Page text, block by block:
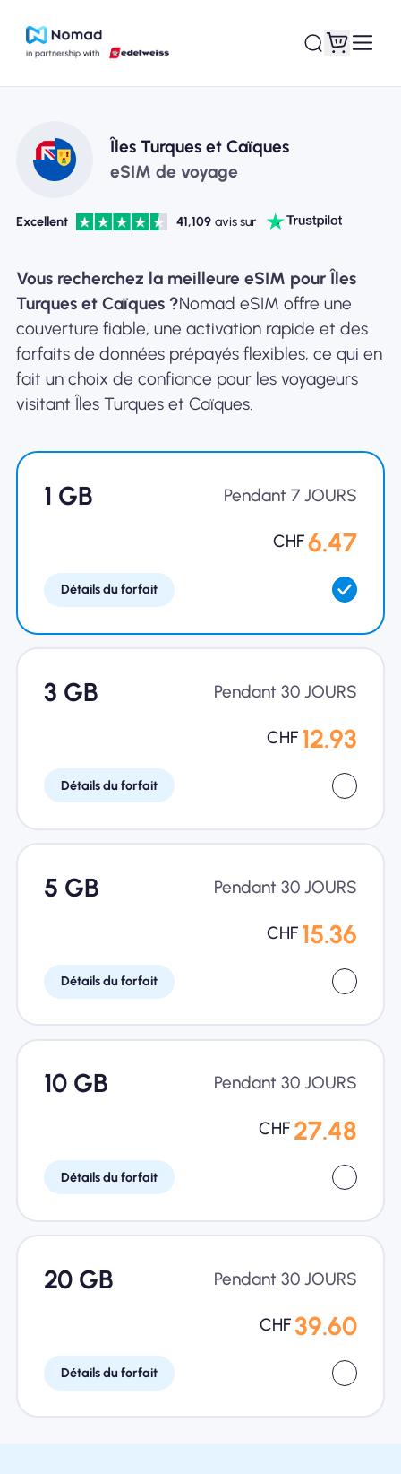
Îles Turques et Caïques
eSIM de voyage
Excellent 41,109 avis sur
Vous recherchez la meilleure eSIM pour Îles
Turques et Caïques ?Nomad eSIM offre une
couverture fiable, une activation rapide et des
forfaits de données prépayés flexibles, ce qui en
fait un choix de confiance pour les voyageurs
visitant Îles Turques et Caïques.
1 GB Pendant 7 JOURS
CHF 6.47
Détails du forfait
3 GB Pendant 30 JOURS
CHF 12.93
Détails du forfait
5 GB Pendant 30 JOURS
CHF 15.36
Détails du forfait
10 GB Pendant 30 JOURS
CHF 27.48
Détails du forfait
20 GB Pendant 30 JOURS
CHF 39.60
Détails du forfait